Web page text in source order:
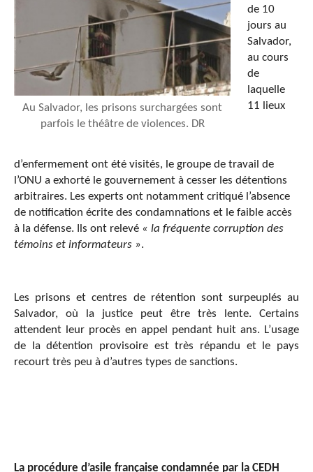
Au Salvador, les prisons surchargées sont
parfois le théâtre de violences. DR
de 10
jours au
Salvador,
au cours
de
laquelle
11 lieux
d’enfermement ont été visités, le groupe de travail de
l’ONU a exhorté le gouvernement à cesser les détentions
arbitraires. Les experts ont notamment critiqué l’absence
de notification écrite des condamnations et le faible accès
à la défense. Ils ont relevé « la fréquente corruption des
témoins et informateurs ».
Les prisons et centres de rétention sont surpeuplés au
Salvador, où la justice peut être très lente. Certains
attendent leur procès en appel pendant huit ans. L’usage
de la détention provisoire est très répandu et le pays
recourt très peu à d’autres types de sanctions.
La procédure d’asile française condamnée par la CEDH